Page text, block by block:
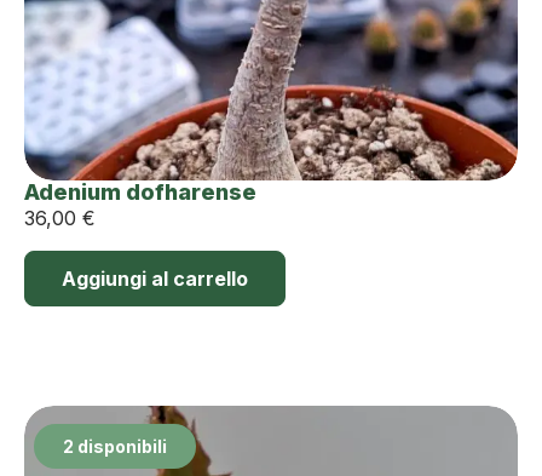
Adenium dofharense
36,00 €
Aggiungi al carrello
2 disponibili